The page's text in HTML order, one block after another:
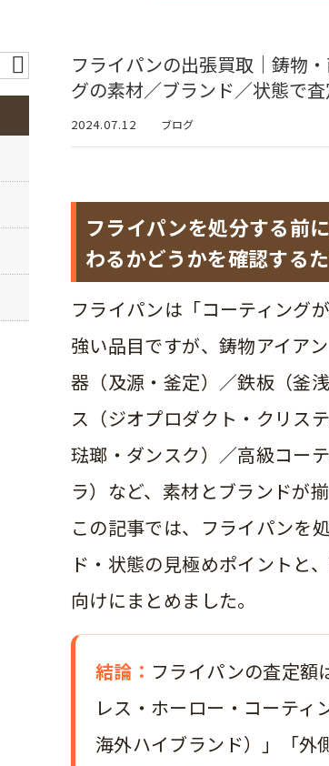
フライパンの出張買取｜鋳物
グの素材／ブランド／状態で
2024.07.12 ブログ
フライパンを処分する前
わるかどうかを確認する
フライパンは「コーティング
強い品目ですが、鋳物アイア
器（及源・釜定）／鉄板（釜
ス（ジオプロダクト・クリス
琺瑯・ダンスク）／高級コー
ラ）など、素材とブランドが
この記事では、フライパンを
ド・状態の見極めポイントと
向けにまとめました。
結論： フライパンの査定額
レス・ホーロー・コーティ
海外ハイブランド）」「外